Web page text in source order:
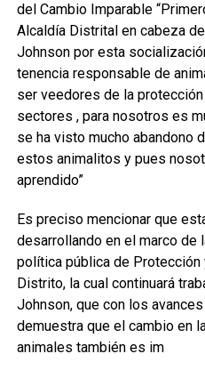
del Cambio Imparable
Alcaldía Distrital en cabeza
Johnson por esta
tenencia responsable de
ser veedores de la
sectores , para nosotros es
se ha visto mucho abandono
estos animalitos y pues
aprendido”
Es preciso mencionar que
desarrollando en el marco de
política pública de Protección
Distrito, la cual continuará
Johnson, que con los
demuestra que el cambio en
animales también es im